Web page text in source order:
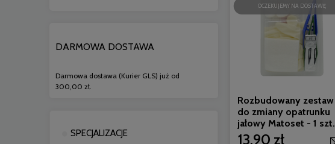
DARMOWA DOSTAWA
Darmowa dostawa (Kurier GLS) już od
300,00 zł.
SPECJALIZACJE
Rozbudowany zestaw
do zmiany opatrunku
jałowy Matoset - 1 szt.
13,90 zł
OCZEKUJEMY NA DOSTAWĘ